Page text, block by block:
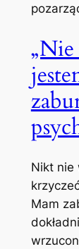
Nikt nie
Mam